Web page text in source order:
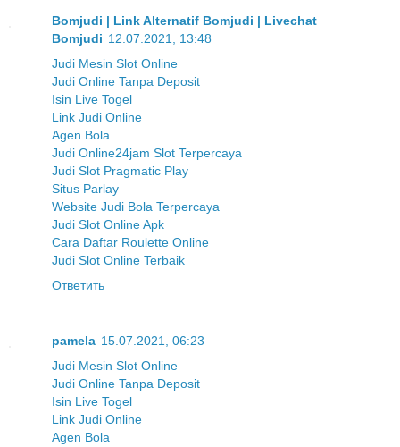
Bomjudi | Link Alternatif Bomjudi | Livechat
Bomjudi 12.07.2021, 13:48
Judi Mesin Slot Online
Judi Online Tanpa Deposit
Isin Live Togel
Link Judi Online
Agen Bola
Judi Online24jam Slot Terpercaya
Judi Slot Pragmatic Play
Situs Parlay
Website Judi Bola Terpercaya
Judi Slot Online Apk
Cara Daftar Roulette Online
Judi Slot Online Terbaik
Ответить
pamela 15.07.2021, 06:23
Judi Mesin Slot Online
Judi Online Tanpa Deposit
Isin Live Togel
Link Judi Online
Agen Bola